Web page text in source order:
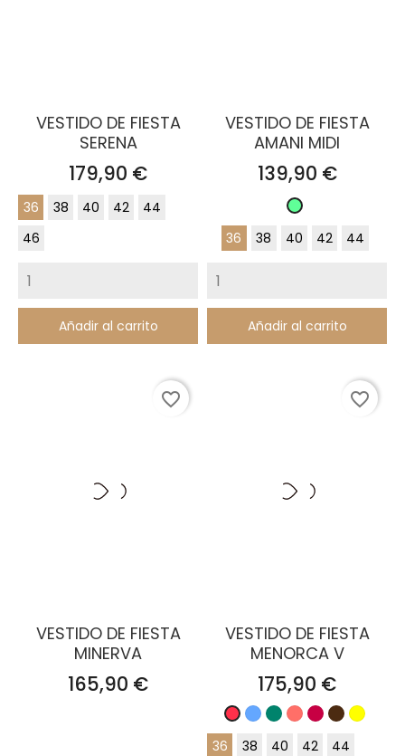
VESTIDO DE FIESTA
SERENA
Precio
179,90 €
36 38 40 42
44
46
Añadir al carrito
VESTIDO DE FIESTA
AMANI MIDI
Precio
139,90 €
Verde
Pastel
36 38 40 42 44
Añadir al carrito
VESTIDO DE FIESTA
MINERVA
Precio
165,90 €
favorite_border
VESTIDO DE FIESTA
MENORCA V
Precio
175,90 €
CoralCeleste
Verde
pato
Maquillaje
RubíMarrón
36
38 40 42
44
favorite_border